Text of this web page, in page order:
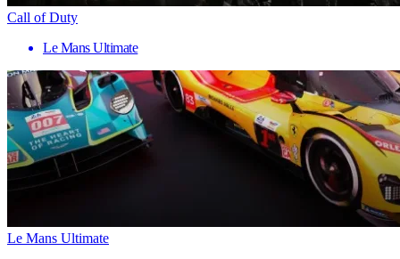
Call of Duty
Le Mans Ultimate
Le Mans Ultimate